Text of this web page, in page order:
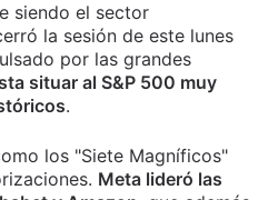
siendo el sector
la sesión de este lunes
por las grandes
situar al S&P 500 muy
.
los "Siete Magníficos"
Meta lideró las